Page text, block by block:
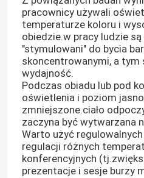
O nas
Wycieczka po fabryce
Kontrola jakości
Skontaktuj się z nami
pracownicy używali
temperaturze koloru i
obiedzie.w pracy ludzie
"stymulowani" do bycia
skoncentrowanymi, a tym
wydajność.
Podczas obiadu lub pod
oświetlenia i poziom
zmniejszone.ciało
zaczyna być wytwarzana
Warto użyć regulowalnych
regulacji różnych
konferencyjnych
prezentacje i sesje burzy